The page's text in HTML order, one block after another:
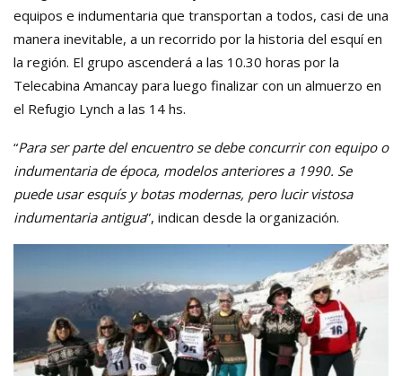
equipos e indumentaria que transportan a todos, casi de una
manera inevitable, a un recorrido por la historia del esquí en
la región. El grupo ascenderá a las 10.30 horas por la
Telecabina Amancay para luego finalizar con un almuerzo en
el Refugio Lynch a las 14 hs.
“Para ser parte del encuentro se debe concurrir con equipo o
indumentaria de época, modelos anteriores a 1990. Se
puede usar esquís y botas modernas, pero lucir vistosa
indumentaria antigua”, indican desde la organización.